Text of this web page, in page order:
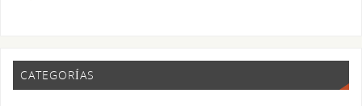
CATEGORÍAS